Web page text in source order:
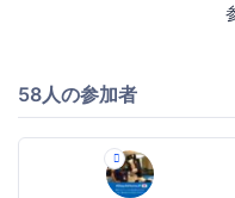
58人の参加者